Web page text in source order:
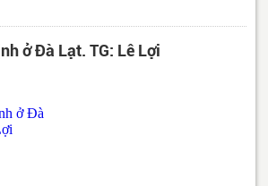
ở Đà Lạt. TG: Lê Lợi